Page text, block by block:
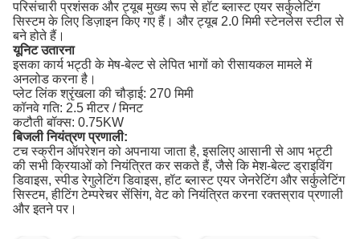
परिसंचारी प्रशंसक और ट्यूब मुख्य रूप से हॉट ब्लास्ट एयर सर्कुलेटिंग
सिस्टम के लिए डिज़ाइन किए गए हैं। और ट्यूब 2.0 मिमी स्टेनलेस स्टील से
बने होते हैं।
यूनिट उतारना
इसका कार्य भट्ठी के मेष-बेल्ट से लेपित भागों को रीसायकल मामले में
अनलोड करना है।
प्लेट लिंक श्रृंखला की चौड़ाई: 270 मिमी
कॉनवे गति: 2.5 मीटर / मिनट
कटौती बॉक्स: 0.75KW
बिजली नियंत्रण प्रणाली:
टच स्क्रीन ऑपरेशन को अपनाया जाता है, इसलिए आसानी से आप भट्टी
की सभी क्रियाओं को नियंत्रित कर सकते हैं, जैसे कि मेश-बेल्ट ड्राइविंग
डिवाइस, स्पीड रेगुलेटिंग डिवाइस, हॉट ब्लास्ट एयर जेनरेटिंग और सर्कुलेटिंग
सिस्टम, हीटिंग टेम्परेचर सेंसिंग, वेट को नियंत्रित करना रक्तस्राव प्रणाली
और इतने पर।